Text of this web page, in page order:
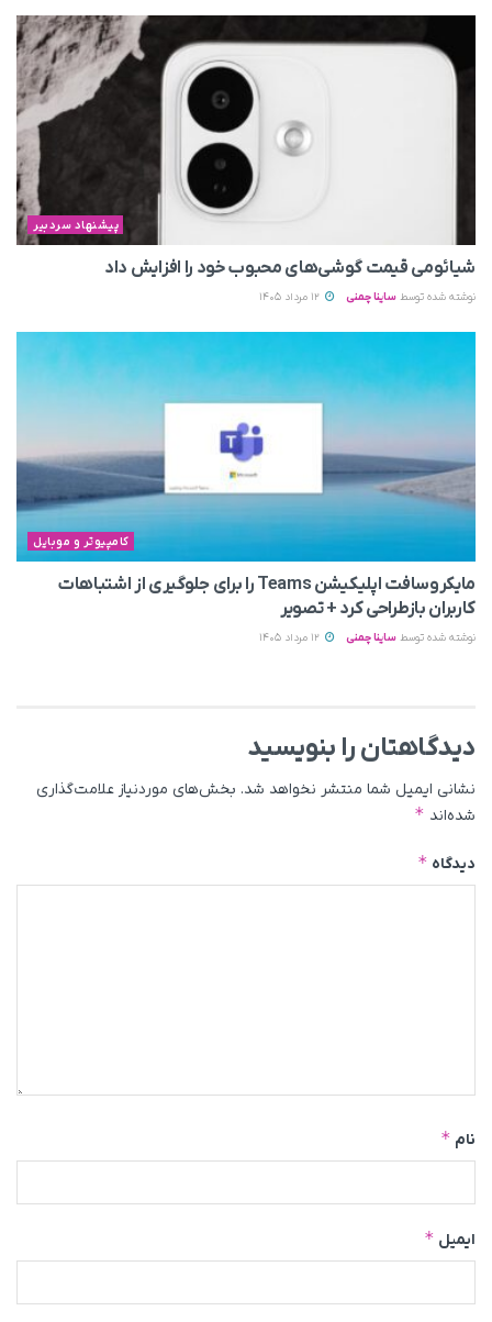
پیشنهاد سردبیر
شیائومی قیمت گوشی‌های محبوب خود را افزایش داد
نوشته شده توسط ساینا چمنی
کامپیوتر و موبایل
مایکروسافت اپلیکیشن Teams را برای جلوگیری از اشتباهات
کاربران بازطراحی کرد + تصویر
نوشته شده توسط ساینا چمنی
دیدگاهتان را بنویسید
نشانی ایمیل شما منتشر نخواهد شد. بخش‌های موردنیاز علامت‌گذاری
شده‌اند *
دیدگاه *
نام *
ایمیل *